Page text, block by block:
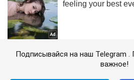
Подписывайся на наш Telegram .
важное!